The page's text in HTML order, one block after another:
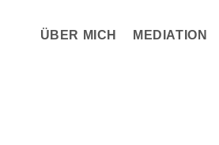
ÜBER MICH MEDIATION